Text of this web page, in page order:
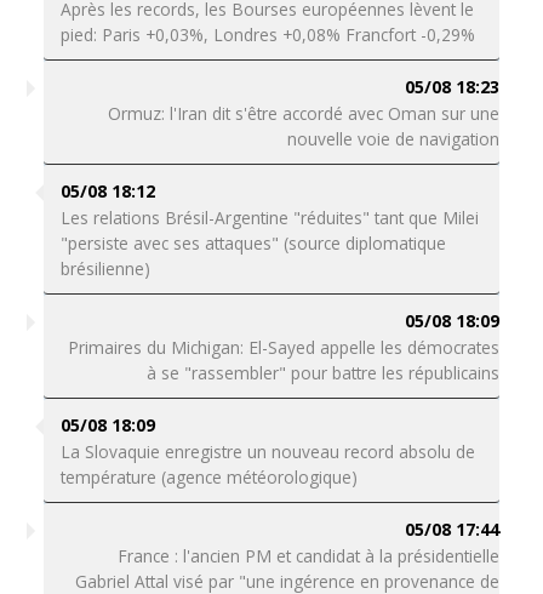
Après les records, les Bourses européennes lèvent le
pied: Paris +0,03%, Londres +0,08% Francfort -0,29%
05/08 18:23
Ormuz: l'Iran dit s'être accordé avec Oman sur une
nouvelle voie de navigation
05/08 18:12
Les relations Brésil-Argentine "réduites" tant que Milei
"persiste avec ses attaques" (source diplomatique
brésilienne)
05/08 18:09
Primaires du Michigan: El-Sayed appelle les démocrates
à se "rassembler" pour battre les républicains
05/08 18:09
La Slovaquie enregistre un nouveau record absolu de
température (agence météorologique)
05/08 17:44
France : l'ancien PM et candidat à la présidentielle
Gabriel Attal visé par "une ingérence en provenance de